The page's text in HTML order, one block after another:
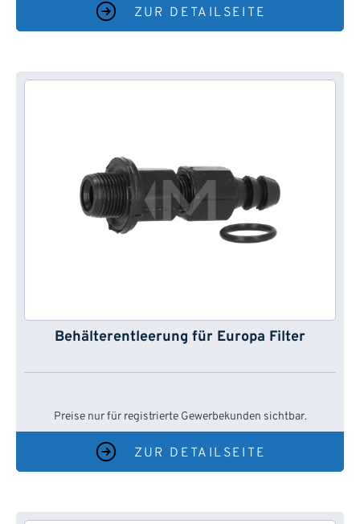
ZUR DETAILSEITE
Behälterentleerung für Europa Filter
Preise nur für registrierte Gewerbekunden sichtbar.
ZUR DETAILSEITE